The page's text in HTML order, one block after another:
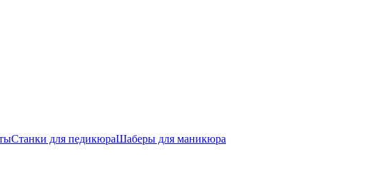
Станки для педикюраШаберы для маникюра